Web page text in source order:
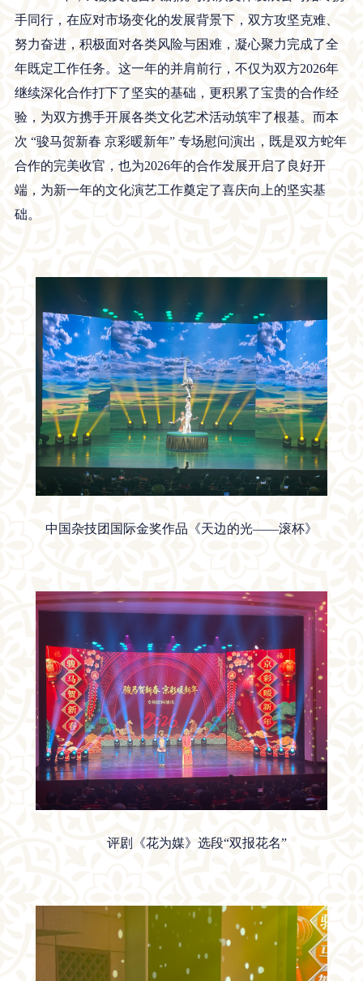
手同行，在应对市场变化的发展背景下，双方攻坚克难、
努力奋进，积极面对各类风险与困难，凝心聚力完成了全
年既定工作任务。这一年的并肩前行，不仅为双方2026年
继续深化合作打下了坚实的基础，更积累了宝贵的合作经
验，为双方携手开展各类文化艺术活动筑牢了根基。而本
次 “骏马贺新春 京彩暖新年” 专场慰问演出，既是双方蛇年
合作的完美收官，也为2026年的合作发展开启了良好开
端，为新一年的文化演艺工作奠定了喜庆向上的坚实基
础。
中国杂技团国际金奖作品《天边的光——滚杯》
评剧《花为媒》选段“双报花名”